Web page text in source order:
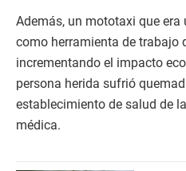
Además, un mototaxi que
como herramienta de trabajo
incrementando el impacto
persona herida sufrió
establecimiento de salud de
médica.